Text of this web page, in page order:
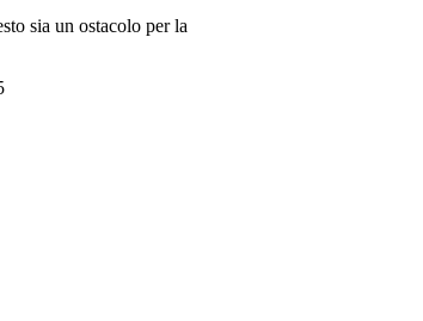
sia un ostacolo per la